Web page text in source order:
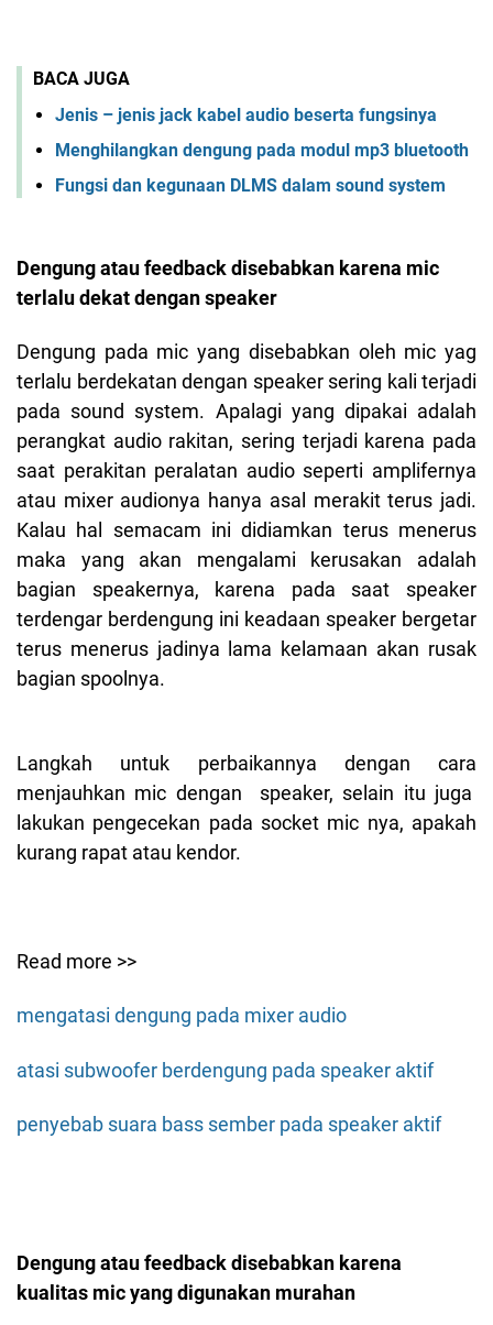
BACA JUGA
Jenis – jenis jack kabel audio beserta fungsinya
Menghilangkan dengung pada modul mp3 bluetooth
Fungsi dan kegunaan DLMS dalam sound system
Dengung atau feedback disebabkan karena mic
terlalu dekat dengan speaker
Dengung pada mic yang disebabkan oleh mic yag
terlalu berdekatan dengan speaker sering kali terjadi
pada sound system. Apalagi yang dipakai adalah
perangkat audio rakitan, sering terjadi karena pada
saat perakitan peralatan audio seperti amplifernya
atau mixer audionya hanya asal merakit terus jadi.
Kalau hal semacam ini didiamkan terus menerus
maka yang akan mengalami kerusakan adalah
bagian speakernya, karena pada saat speaker
terdengar berdengung ini keadaan speaker bergetar
terus menerus jadinya lama kelamaan akan rusak
bagian spoolnya.
Langkah untuk perbaikannya dengan cara
menjauhkan mic dengan speaker, selain itu juga
lakukan pengecekan pada socket mic nya, apakah
kurang rapat atau kendor.
Read more >>
mengatasi dengung pada mixer audio
atasi subwoofer berdengung pada speaker aktif
penyebab suara bass sember pada speaker aktif
Dengung atau feedback disebabkan karena
kualitas mic yang digunakan murahan